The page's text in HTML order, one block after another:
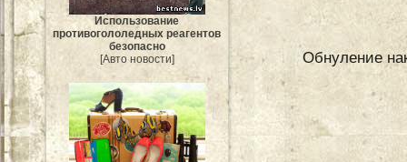
Использование
противогололедных реагентов
безопасно
[Авто новости]
Обнуление